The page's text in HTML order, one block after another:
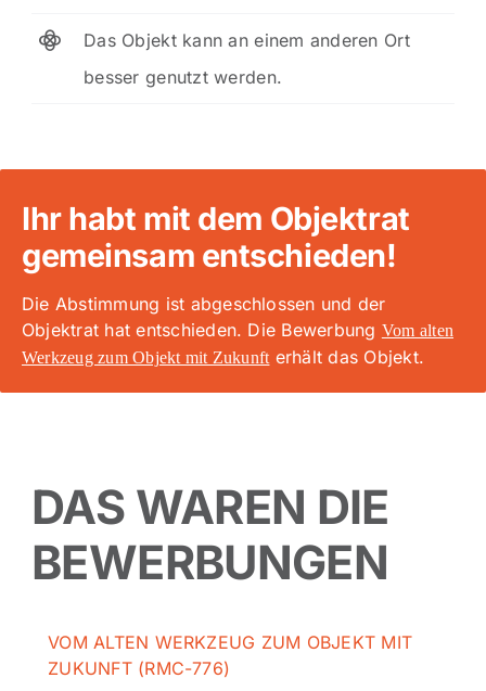
Das Objekt kann an einem anderen Ort
besser genutzt werden.
Ihr habt mit dem Objektrat
gemeinsam entschieden!
Die Abstimmung ist abgeschlossen und der
Objektrat hat entschieden. Die Bewerbung Vom alten
Werkzeug zum Objekt mit Zukunft erhält das Objekt.
DAS WAREN DIE
BEWERBUNGEN
VOM ALTEN WERKZEUG ZUM OBJEKT MIT
ZUKUNFT (RMC-776)